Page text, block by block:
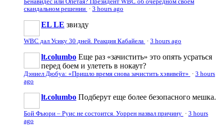
скандальном решении · 3 hours ago
EL LE звизду
WBC дал Усику 30 дней. Реакция Кабайела · 3 hours ago
lt.columbo Еще раз «зачистить» это опять усраться
перед боем и улететь в нокаут?
Дэниел Дюбуа: «Пришло время снова зачистить хэвивейт» · 3 hours
ago
lt.columbo Подберут еще более безопасного мешка.
Бой Фьюри – Руис не состоится. Уоррен назвал причину · 3 hours
ago